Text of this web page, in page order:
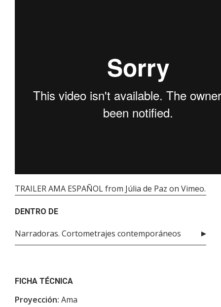
TRAILER AMA ESPAÑOLfrom Júlia de Paz on Vimeo.
DENTRO DE
Narradoras. Cortometrajes contemporáneos
FICHA TÉCNICA
Proyección: Ama